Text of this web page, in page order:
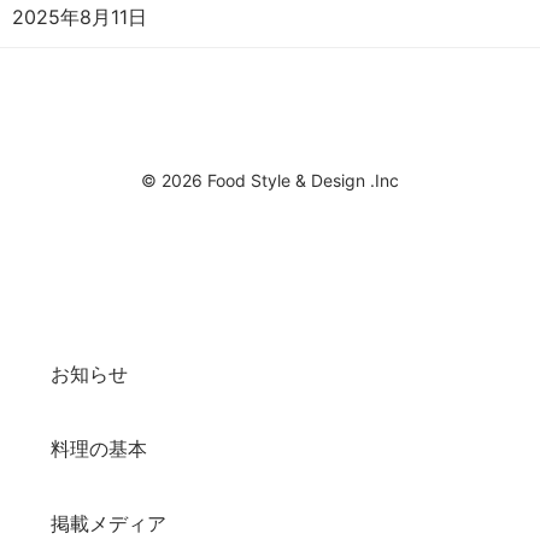
2025年8月11日
© 2026 Food Style & Design .Inc
お知らせ
料理の基本
掲載メディア